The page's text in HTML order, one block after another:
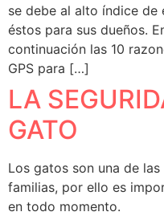
se debe al alto índice
éstos para sus dueños.
continuación las 10
GPS para […]
LA
GATO
Los gatos son una de
familias, por ello es
en todo momento.